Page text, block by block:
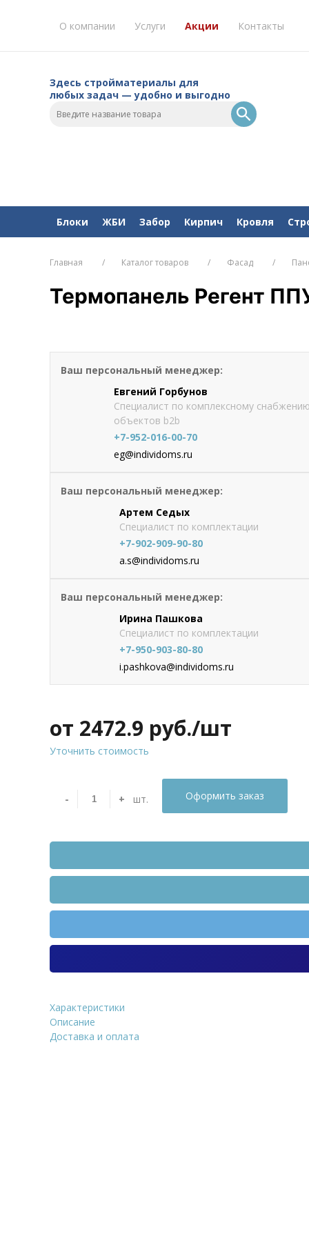
О компании Услуги Акции Контакты
Здесь стройматериалы для
любых задач — удобно и выгодно
Блоки ЖБИ Забор Кирпич Кровля
Главная Каталог товаров Фасад
Термопанель Регент
Термопанель Регент ППУ
от 2472.9руб./шт
Ваш персональный менеджер:
Евгений Горбунов
Специалист по комплексному снабжению
объектов b2b
+7-952-016-00-70
eg@individoms.ru
Ваш персональный менеджер:
Артем Седых
Специалист по комплектации
+7-902-909-90-80
a.s@individoms.ru
Ваш персональный менеджер:
Ирина Пашкова
Специалист по комплектации
+7-950-903-80-80
i.pashkova@individoms.ru
от 2472.9 руб./шт
Уточнить стоимость
- + шт.
Оформить заказ
Характеристики
Описание
Доставка и оплата